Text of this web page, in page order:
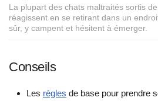
La plupart des chats maltraités sortis
réagissent en se retirant dans un
sûr, y campent et hésitent à émerger.
Conseils
Les règles de base pour prendre